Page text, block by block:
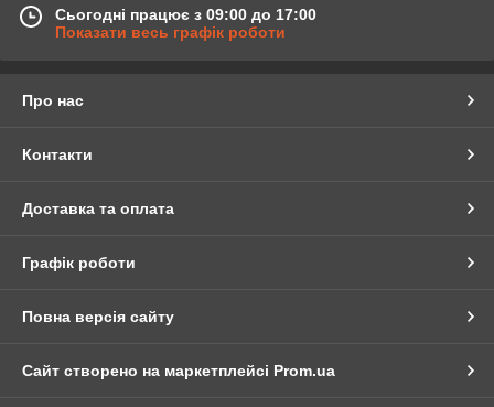
Сьогодні працює з 09:00 до 17:00
Показати весь графік роботи
Про нас
Контакти
Доставка та оплата
Графік роботи
Повна версія сайту
Сайт створено на маркетплейсі Prom.ua